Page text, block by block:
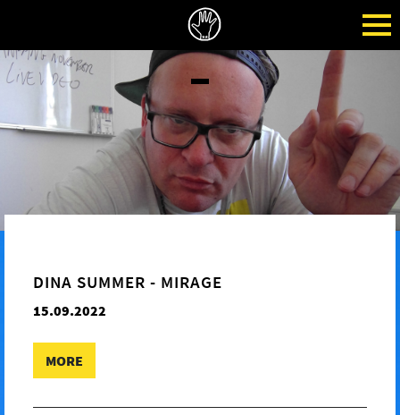
DINA SUMMER - MIRAGE
15.09.2022
MORE